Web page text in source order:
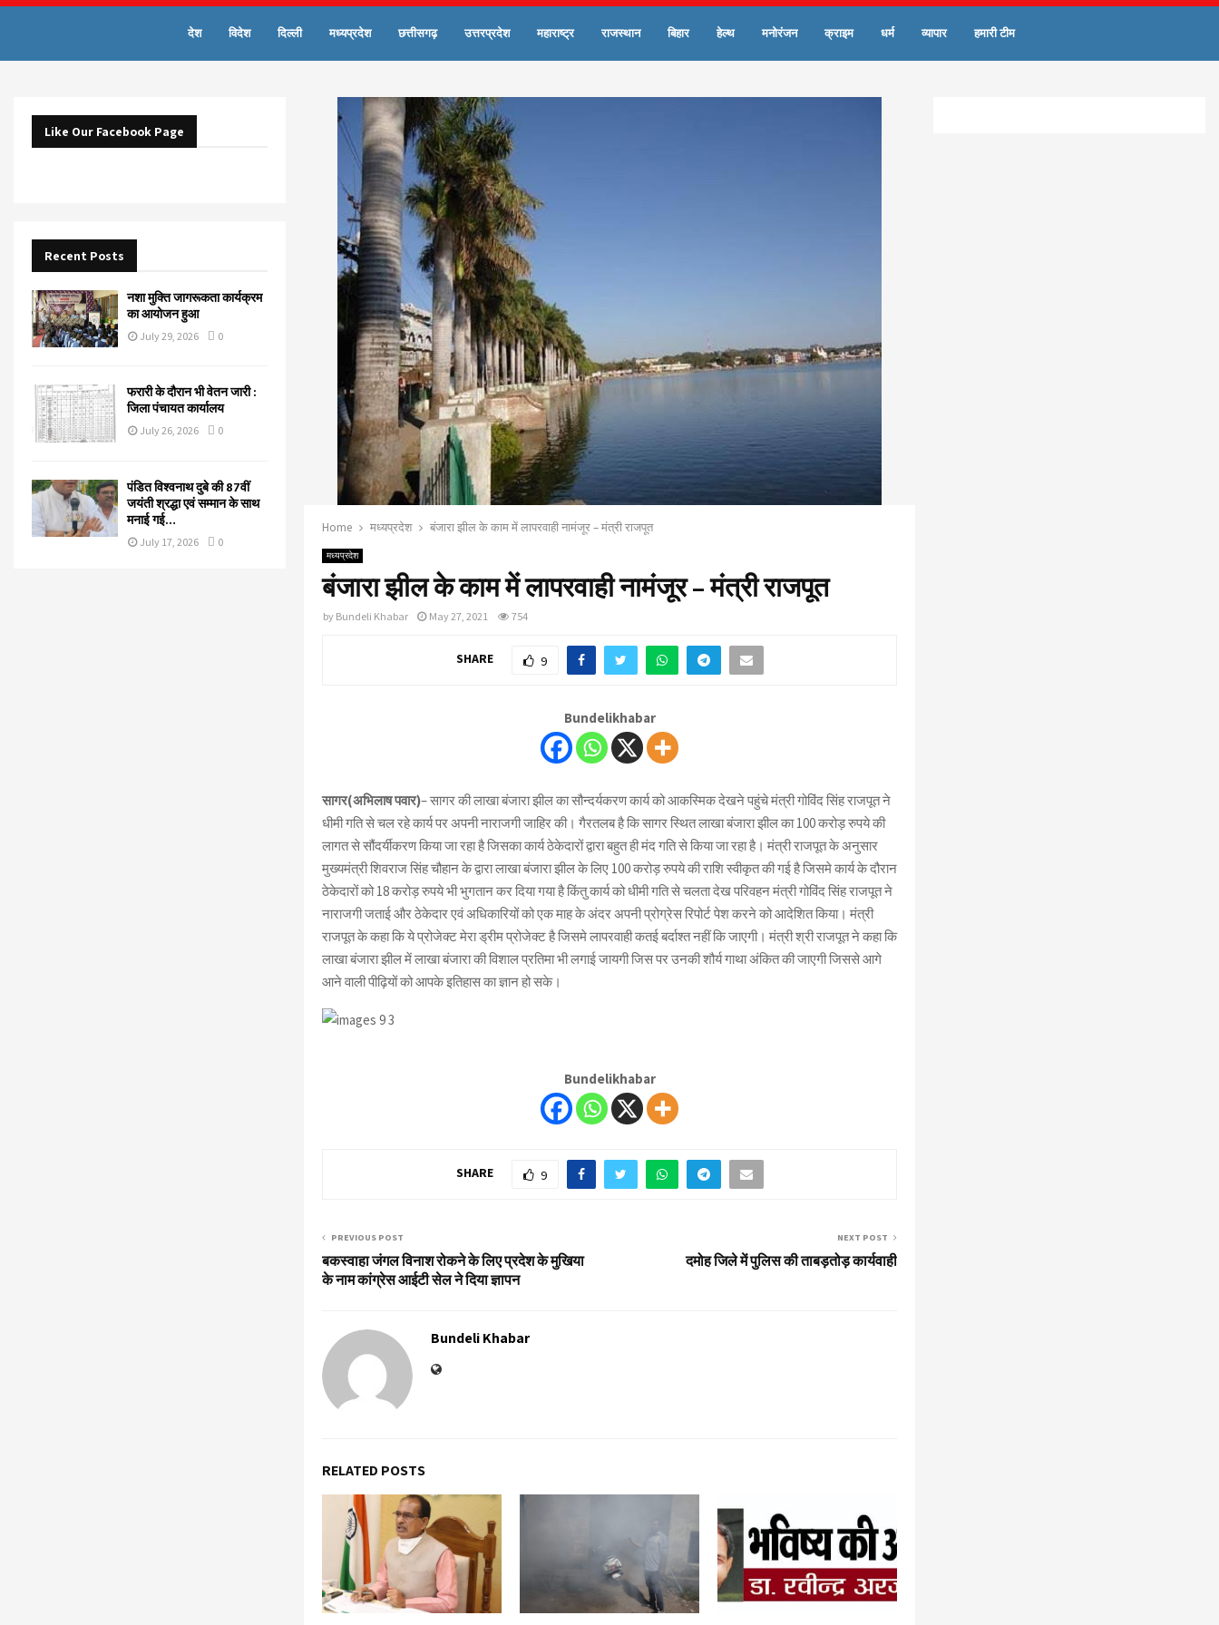
देश विदेश दिल्ली मध्यप्रदेश छत्तीसगढ़ उत्तरप्रदेश महाराष्ट्र राजस्थान बिहार हेल्थ मनोरंजन क्राइम धर्म व्यापार हमारी टीम
Home मध्यप्रदेश बंजारा झील के काम में लापरवाही नामंजूर – मंत्री राजपूत
मध्यप्रदेश
बंजारा झील के काम में लापरवाही नामंजूर – मंत्री राजपूत
by Bundeli Khabar May 27, 2021 754
SHARE 9
Bundelikhabar
सागर(अभिलाष पवार)– सागर की लाखा बंजारा झील का सौन्दर्यकरण कार्य को आकस्मिक देखने पहुंचे मंत्री गोविंद सिंह राजपूत ने
धीमी गति से चल रहे कार्य पर अपनी नाराजगी जाहिर की। गैरतलब है कि सागर स्थित लाखा बंजारा झील का 100 करोड़ रुपये की
लागत से सौंदर्यीकरण किया जा रहा है जिसका कार्य ठेकेदारों द्वारा बहुत ही मंद गति से किया जा रहा है। मंत्री राजपूत के अनुसार
मुख्यमंत्री शिवराज सिंह चौहान के द्वारा लाखा बंजारा झील के लिए 100 करोड़ रुपये की राशि स्वीकृत की गई है जिसमे कार्य के दौरान
ठेकेदारों को 18 करोड़ रुपये भी भुगतान कर दिया गया है किंतु कार्य को धीमी गति से चलता देख परिवहन मंत्री गोविंद सिंह राजपूत ने
नाराजगी जताई और ठेकेदार एवं अधिकारियों को एक माह के अंदर अपनी प्रोग्रेस रिपोर्ट पेश करने को आदेशित किया। मंत्री
राजपूत के कहा कि ये प्रोजेक्ट मेरा ड्रीम प्रोजेक्ट है जिसमे लापरवाही कतई बर्दाश्त नहीं कि जाएगी। मंत्री श्री राजपूत ने कहा कि
लाखा बंजारा झील में लाखा बंजारा की विशाल प्रतिमा भी लगाई जायगी जिस पर उनकी शौर्य गाथा अंकित की जाएगी जिससे आगे
आने वाली पीढ़ियों को आपके इतिहास का ज्ञान हो सके।
Bundelikhabar
SHARE 9
PREVIOUS POST
बकस्वाहा जंगल विनाश रोकने के लिए प्रदेश के मुखिया
के नाम कांग्रेस आईटी सेल ने दिया ज्ञापन
NEXT POST
दमोह जिले में पुलिस की ताबड़तोड़ कार्यवाही
Bundeli Khabar
RELATED POSTS
Like Our Facebook Page
Recent Posts
नशा मुक्ति जागरूकता कार्यक्रम
का आयोजन हुआ
July 29, 2026 0
फरारी के दौरान भी वेतन जारी :
जिला पंचायत कार्यालय
July 26, 2026 0
पंडित विश्वनाथ दुबे की 87वीं
जयंती श्रद्धा एवं सम्मान के साथ
मनाई गई…
July 17, 2026 0